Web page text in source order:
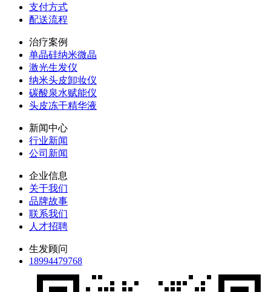
支付方式
配送流程
治疗案例
单晶硅纳米微晶
激光生发仪
纳米头皮卸妆仪
碳酸泉水赋能仪
头皮冻干精华液
新闻中心
行业新闻
公司新闻
企业信息
关于我们
品牌故事
联系我们
人才招聘
生发顾问
18994479768